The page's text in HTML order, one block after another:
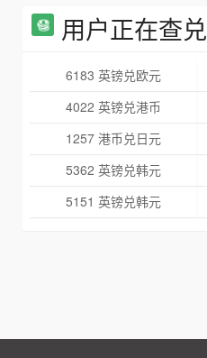
用户正在查兑
6183 英镑兑欧元
4022 英镑兑港币
1257 港币兑日元
5362 英镑兑韩元
5151 英镑兑韩元